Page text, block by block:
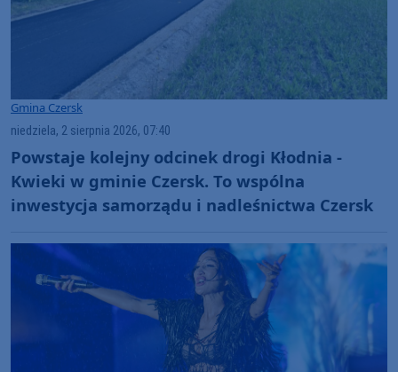
Gmina Czersk
niedziela, 2 sierpnia 2026, 07:40
Powstaje kolejny odcinek drogi Kłodnia -
Kwieki w gminie Czersk. To wspólna
inwestycja samorządu i nadleśnictwa Czersk